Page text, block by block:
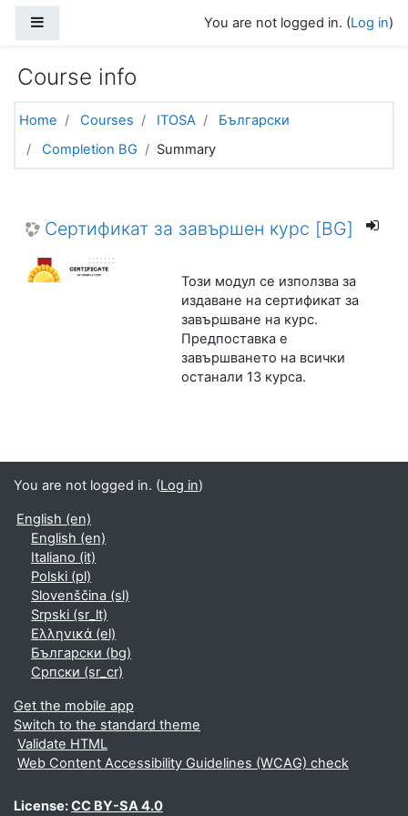
You are not logged in. (Log in)
Course info
Home Courses ITOSA
Български
Completion BG
Summary
Сертификат за завършен курс [BG]
Този модул се използва за
издаване на сертификат за
завършване на курс.
Предпоставка е
завършването на всички
останали 13 курса.
You are not logged in. (Log in)
English ‎(en)‎
English ‎(en)‎
Italiano ‎(it)‎
Polski ‎(pl)‎
Slovenščina ‎(sl)‎
Srpski ‎(sr_lt)‎
Ελληνικά ‎(el)‎
Български ‎(bg)‎
Српски ‎(sr_cr)‎
Get the mobile app
Switch to the standard theme
Validate HTML
Web Content Accessibility Guidelines (WCAG) check
License:CC BY-SA 4.0